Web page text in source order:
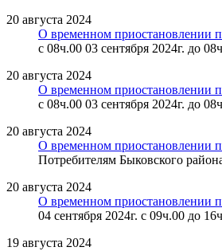
20 августа 2024
О временном приостановлении
с 08ч.00 03 сентября 2024г. до
20 августа 2024
О временном приостановлении
с 08ч.00 03 сентября 2024г. до
20 августа 2024
О временном приостановлении
Потребителям Быковского
20 августа 2024
О временном приостановлении
04 сентября 2024г. с 09ч.00 до
19 августа 2024